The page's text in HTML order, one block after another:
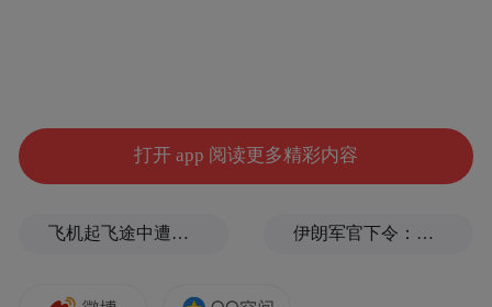
platform and merely provides information storage
space services.”打开 app 阅读更多精彩内容
飞机起飞途中遭雷击！航班滞留3小时临时换机 伊朗军官下令：如果美军踏上我国领土，就砍掉他们脚！